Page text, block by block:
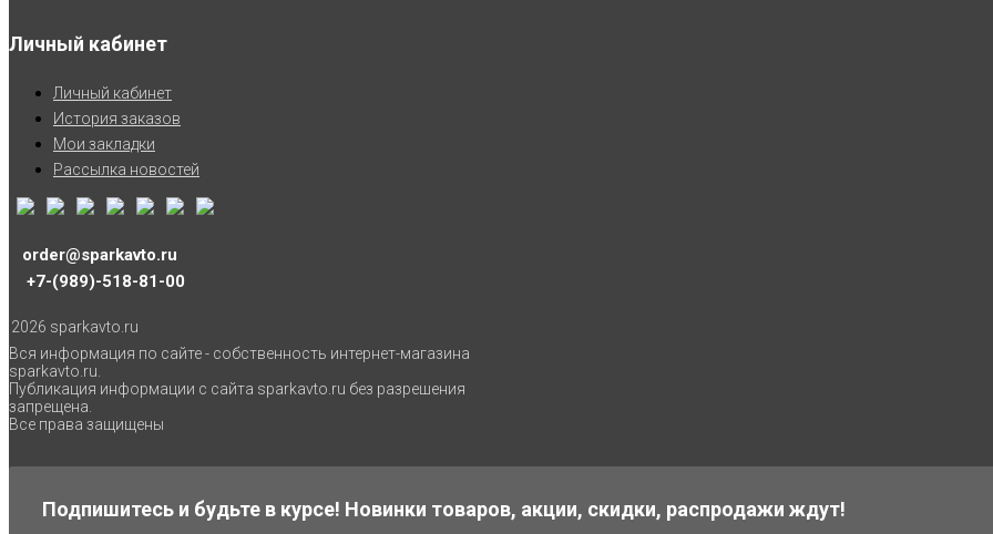
Личный кабинет
Личный кабинет
История заказов
Мои закладки
Рассылка новостей
order@sparkavto.ru
+7-(989)-518-81-00
2026 sparkavto.ru
Вся информация по сайте - собственность интернет-магазина
sparkavto.ru.
Публикация информации с сайта sparkavto.ru без разрешения
запрещена.
Все права защищены
Подпишитесь и будьте в курсе! Новинки товаров, акции, скидки, распродажи ждут!